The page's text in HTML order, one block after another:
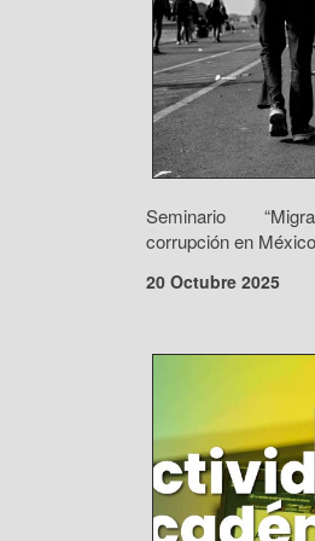
Seminario
corrupción en
20 Octubre 2025